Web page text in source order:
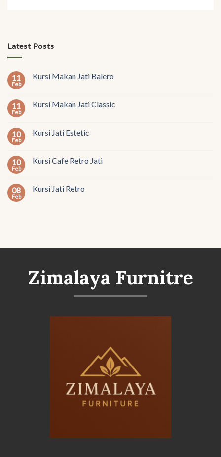
Latest Posts
11
Feb
Kursi Makan Jati Balero
11
Feb
Kursi Makan Jati Classic
10
Feb
Kursi Jati Estetic
10
Feb
Kursi Cafe Retro Jati
08
Feb
Kursi Jati Retro
Zimalaya Furnitre